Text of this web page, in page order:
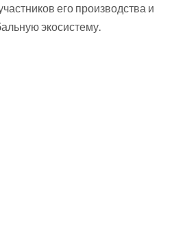
его производства и
экосистему.